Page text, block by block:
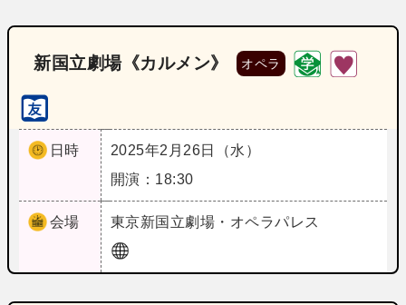
新国立劇場《カルメン》 オペラ
日時
2025年2月26日（水）
開演：18:30
会場 東京新国立劇場・オペラパレス